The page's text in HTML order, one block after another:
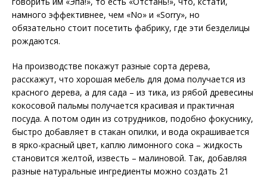
намного эффективнее, чем «No» и «Sorry», но
обязательно стоит посетить фабрику, где эти безделицы
рождаются.
На производстве покажут разные сорта дерева,
расскажут, что хорошая мебель для дома получается из
красного дерева, а для сада – из тика, из рябой древесины
кокосовой пальмы получается красивая и практичная
посуда. А потом один из сотрудников, подобно фокуснику,
быстро добавляет в стакан опилки, и вода окрашивается
в ярко-красный цвет, каплю лимонного сока – жидкость
становится желтой, известь – малиновой. Так, добавляя
разные натуральные ингредиенты можно создать 21